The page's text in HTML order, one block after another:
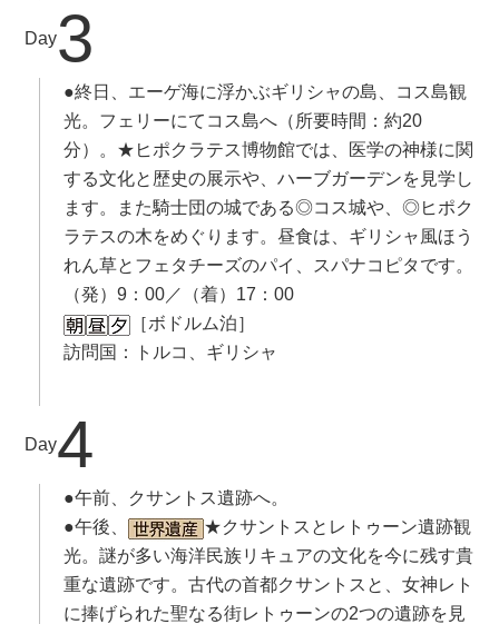
Day3
●終日、エーゲ海に浮かぶギリシャの島、コス島観
光。フェリーにてコス島へ（所要時間：約20
分）。★ヒポクラテス博物館では、医学の神様に関
する文化と歴史の展示や、ハーブガーデンを見学し
ます。また騎士団の城である◎コス城や、◎ヒポク
ラテスの木をめぐります。昼食は、ギリシャ風ほう
れん草とフェタチーズのパイ、スパナコピタです。
（発）9：00／（着）17：00
［ボドルム泊］
訪問国：トルコ、ギリシャ
Day4
●午前、クサントス遺跡へ。
●午後、
★クサントスとレトゥーン遺跡観
光。謎が多い海洋民族リキュアの文化を今に残す貴
重な遺跡です。古代の首都クサントスと、女神レト
に捧げられた聖なる街レトゥーンの2つの遺跡を見